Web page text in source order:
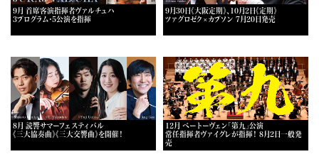
9月 首席客演指揮者ヴァルチュハ
3プログラム・5公演を指揮
9月30日《大阪定期》、10月2日《定期》
ツァグロゼク×カプソン 7月20日発売
8月 読響サマーフェスティバル
《三大協奏曲》《三大交響曲》を開催！
12月 ベートーヴェン「第九」公演
常任指揮者ヴァイグレが指揮！ 8月2日一般発
売